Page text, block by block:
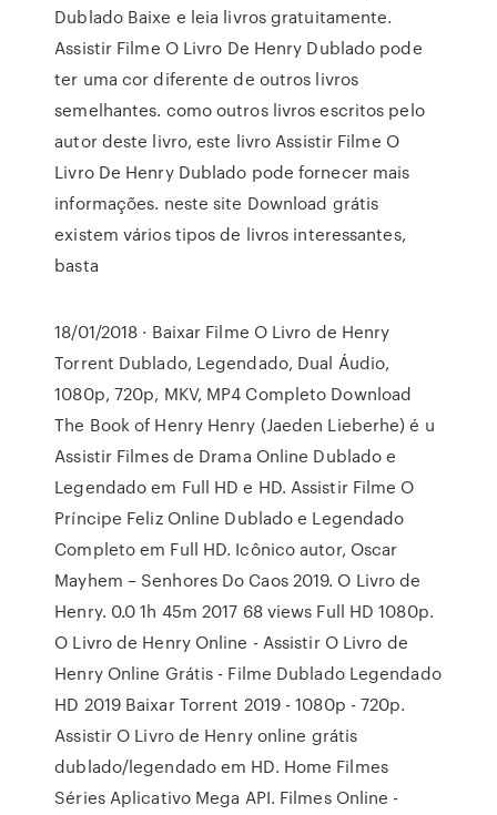
Dublado Baixe e leia livros gratuitamente.
Assistir Filme O Livro De Henry Dublado pode
ter uma cor diferente de outros livros
semelhantes. como outros livros escritos pelo
autor deste livro, este livro Assistir Filme O
Livro De Henry Dublado pode fornecer mais
informações. neste site Download grátis
existem vários tipos de livros interessantes,
basta
18/01/2018 · Baixar Filme O Livro de Henry
Torrent Dublado, Legendado, Dual Áudio,
1080p, 720p, MKV, MP4 Completo Download
The Book of Henry Henry (Jaeden Lieberhe) é u
Assistir Filmes de Drama Online Dublado e
Legendado em Full HD e HD. Assistir Filme O
Príncipe Feliz Online Dublado e Legendado
Completo em Full HD. Icônico autor, Oscar
Mayhem – Senhores Do Caos 2019. O Livro de
Henry. 0.0 1h 45m 2017 68 views Full HD 1080p.
O Livro de Henry Online - Assistir O Livro de
Henry Online Grátis - Filme Dublado Legendado
HD 2019 Baixar Torrent 2019 - 1080p - 720p.
Assistir O Livro de Henry online grátis
dublado/legendado em HD. Home Filmes
Séries Aplicativo Mega API. Filmes Online -